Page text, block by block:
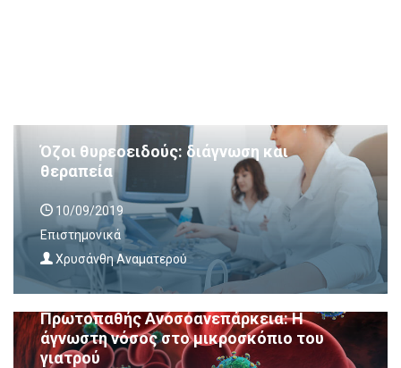
Όζοι θυρεοειδούς: διάγνωση και
θεραπεία
10/09/2019
Επιστημονικά
Χρυσάνθη Αναματερού
Πρωτοπαθής Ανοσοανεπάρκεια: Η
άγνωστη νόσος στο μικροσκόπιο του
γιατρού